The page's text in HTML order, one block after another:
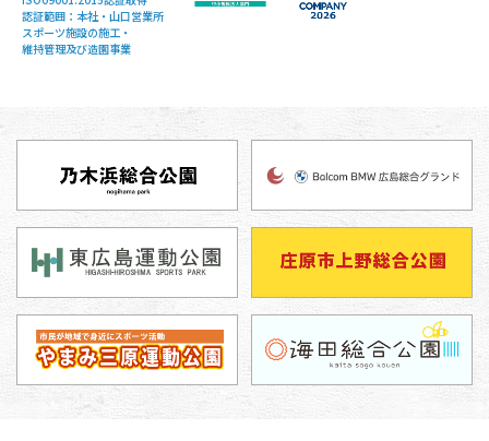
認証範囲：本社・山口営業所
スポーツ施設の施工・
維持管理及び造園事業